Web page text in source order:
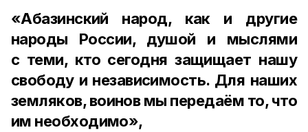
«Абазинский народ, как и другие
народы России, душой и мыслями
с теми, кто сегодня защищает нашу
свободу и независимость. Для наших
земляков, воинов мы передаём то, что
им необходимо»,